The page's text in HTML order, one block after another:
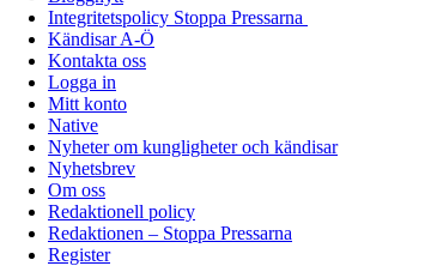
Integritetspolicy Stoppa Pressarna
Kändisar A-Ö
Kontakta oss
Logga in
Mitt konto
Native
Nyheter om kungligheter och kändisar
Nyhetsbrev
Om oss
Redaktionell policy
Redaktionen – Stoppa Pressarna
Register